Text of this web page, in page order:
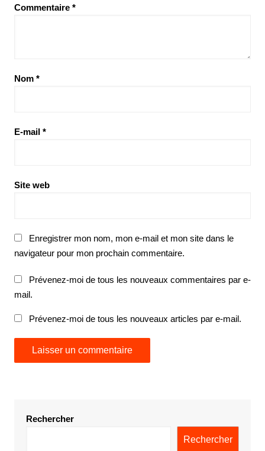
Commentaire *
Nom *
E-mail *
Site web
Enregistrer mon nom, mon e-mail et mon site dans le
navigateur pour mon prochain commentaire.
Prévenez-moi de tous les nouveaux commentaires par e-
mail.
Prévenez-moi de tous les nouveaux articles par e-mail.
Rechercher
Rechercher